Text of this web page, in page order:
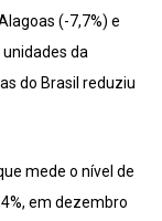
(-7,7%) e
da
do Brasil reduziu
mede o nível de
em dezembro